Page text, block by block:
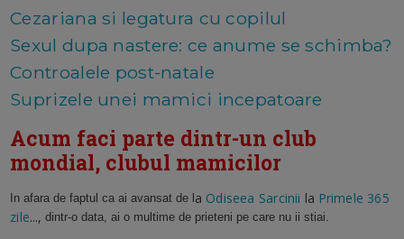
Cezariana si legatura cu copilul
Sexul dupa nastere: ce anume se schimba?
Controalele post-natale
Suprizele unei mamici incepatoare
Acum faci parte dintr-un club
mondial, clubul mamicilor
In afara de faptul ca ai avansat de l a Odiseea Sarcinii la Primele 365
zile..., dintr-o data, ai o multime de prieteni pe care nu ii stiai.